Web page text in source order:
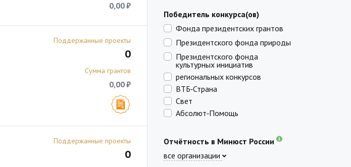
0,00 ₽
Поддержанные проекты
0
Сумма грантов
0,00 ₽
Поддержанные проекты
0
Победитель конкурса(ов)
Фонда президентских грантов
Президентского фонда природы
Президентского фонда
культурных инициатив
региональных конкурсов
ВТБ‑Страна
Свет
Абсолют‑Помощь
Отчётность в Минюст России
все организации